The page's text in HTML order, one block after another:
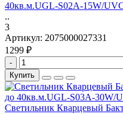
40кв.м.UGL-S02A-15W/
..
3
Артикул: 2075000027331
1299 ₽
-
Купить
Светильник Кварцевый